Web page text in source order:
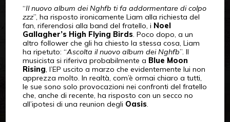
“Il nuovo album dei Nghfb ti fa addormentare di colpo
zzz”, ha risposto ironicamente Liam alla richiesta del
fan, riferendosi alla band del fratello, i Noel
Gallagher’s High Flying Birds. Poco dopo, a un
altro follower che gli ha chiesto la stessa cosa, Liam
ha ripetuto: “Ascolta il nuovo album dei Nghfb”. Il
musicista si riferiva probabilmente a Blue Moon
Rising, l’EP uscito a marzo che evidentemente lui non
apprezza molto. In realtà, com’è ormai chiaro a tutti,
le sue sono solo provocazioni nei confronti del fratello
che, anche di recente, ha risposto con un secco no
all’ipotesi di una reunion degli Oasis.